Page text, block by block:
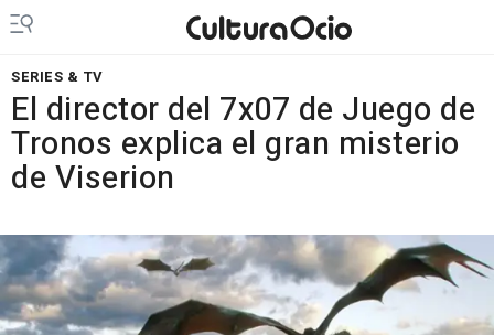
SERIES & TV
El director del 7x07 de Juego de
Tronos explica el gran misterio
de Viserion